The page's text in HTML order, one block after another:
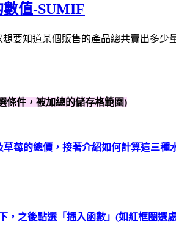
數值-SUMIF
要知道某個販售的產品總共賣出多
條件，被加總的儲存格範圍)
莓的總價，接著介紹如何計算這三種
，之後點選「插入函數」(如紅框圈選處